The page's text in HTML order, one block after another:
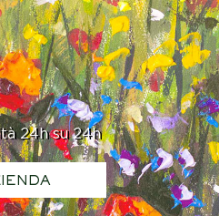
24h su 24h